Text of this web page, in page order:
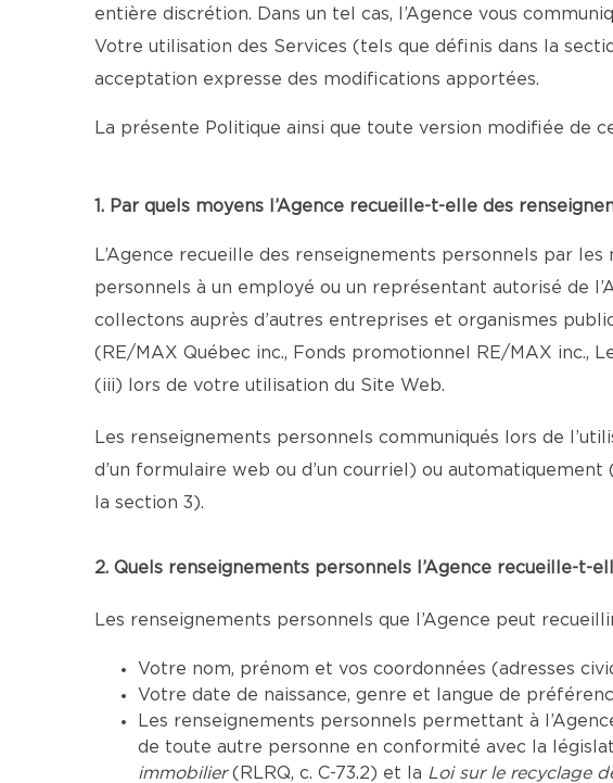
entière discrétion. Dans un tel cas, l’Agence vous
Votre utilisation des Services (tels que définis dans la
acceptation expresse des modifications apportées.
La présente Politique ainsi que toute version modifiée de
1. Par quels moyens l’Agence recueille-t-elle des
L’Agence recueille des renseignements personnels par
personnels à un employé ou un représentant autorisé de
collectons auprès d’autres entreprises et organismes
(RE/MAX Québec inc., Fonds promotionnel RE/MAX inc.,
(iii) lors de votre utilisation du Site Web.
Les renseignements personnels communiqués lors de
d’un formulaire web ou d’un courriel) ou
la section 3).
2. Quels renseignements personnels l’Agence recueille-t-
Les renseignements personnels que l’Agence peut
Votre nom, prénom et vos coordonnées (adresses
Votre date de naissance, genre et langue de
Les renseignements personnels permettant à
de toute autre personne en conformité avec la
immobilier(RLRQ, c. C-73.2) et la Loi sur le recyclage